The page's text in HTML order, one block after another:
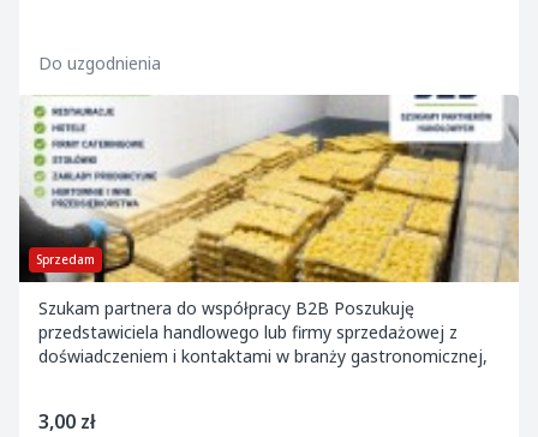
Do uzgodnienia
Sprzedam
Szukam partnera do współpracy B2B Poszukuję
przedstawiciela handlowego lub firmy sprzedażowej z
doświadczeniem i kontaktami w branży gastronomicznej,
3,00 zł